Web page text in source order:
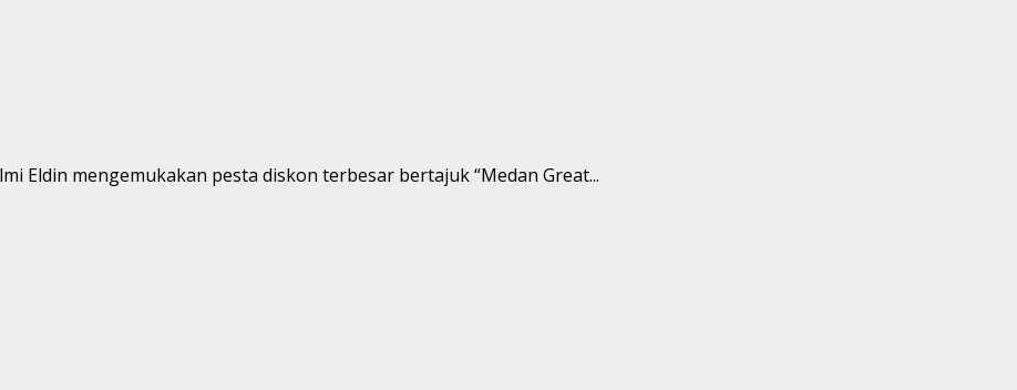
Eldin mengemukakan pesta diskon terbesar bertajuk “Medan Great...